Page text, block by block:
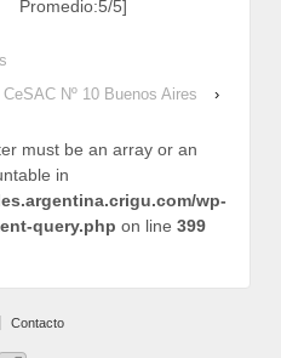
Promedio:5/5]
CeSAC Nº 10 Buenos Aires
›
must be an array or an
in
wp-
query.php on line 399
Contacto